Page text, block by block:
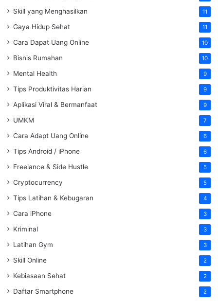
Skill yang Menghasilkan 11
Gaya Hidup Sehat 11
Cara Dapat Uang Online 10
Bisnis Rumahan 10
Mental Health 9
Tips Produktivitas Harian 9
Aplikasi Viral & Bermanfaat 9
UMKM 7
Cara Adapt Uang Online 6
Tips Android / iPhone 6
Freelance & Side Hustle 5
Cryptocurrency 5
Tips Latihan & Kebugaran 4
Cara iPhone 3
Kriminal 3
Latihan Gym 3
Skill Online 2
Kebiasaan Sehat 2
Daftar Smartphone 2